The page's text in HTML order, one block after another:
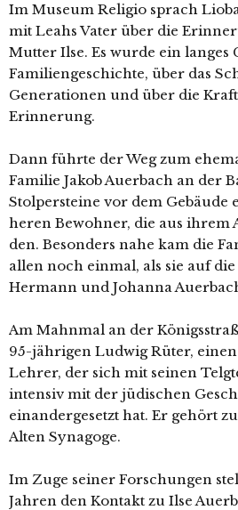
Im Museum Religio sprach
mit Leahs Vater über die
Mutter Ilse. Es wur­de ein lan­ges
Familiengeschichte, über das
Generationen und über die
Erinnerung.
Dann führ­te der Weg zum
Familie Jakob Auerbach an der
Stolpersteine vor dem
he­ren Bewohner, die aus ihrem
den. Besonders nahe kam die
allen noch ein­mal, als sie auf
Hermann und Johanna
Am Mahnmal an der
95-jäh­ri­gen Ludwig Rüter,
Lehrer, der sich mit sei­nen
inten­siv mit der jüdi­schen
ein­an­der­ge­setzt hat. Er gehört
Alten Synagoge.
Im Zuge sei­ner Forschungen
Jahren den Kontakt zu Ilse